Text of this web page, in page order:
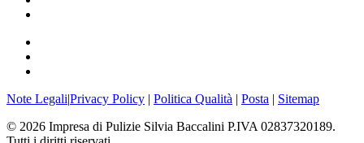
Note Legali|Privacy Policy | Politica Qualità | Posta | Sitemap
© 2026 Impresa di Pulizie Silvia Baccalini P.IVA 02837320189.